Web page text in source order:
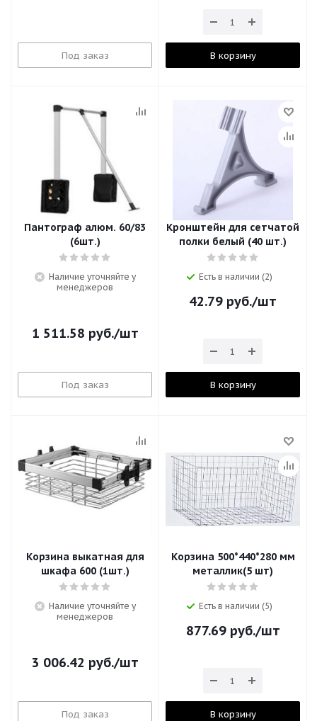
Под заказ В корзину
Пантограф алюм. 60/83
(6шт.)
Наличие уточняйте у
менеджеров
1 511.58 руб./шт
Под заказ
Кронштейн для сетчатой
полки белый (40 шт.)
Есть в наличии (2)
42.79 руб./шт
В корзину
Корзина выкатная для
шкафа 600 (1шт.)
Наличие уточняйте у
менеджеров
3 006.42 руб./шт
Под заказ
Корзина 500*440*280 мм
металлик(5 шт)
Есть в наличии (5)
877.69руб./шт
В корзину